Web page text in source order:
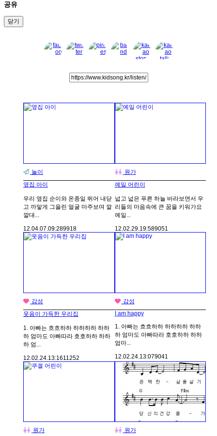
공유
닫기
놀이
옆집 아이
우리 옆집 순이와 온종일 뛰어 내닫
고 까맣게 그을린 얼굴 마주보며 깔
깔대...
12.04.07.09:289918
원가
예일 어린이
넓고 넓은 푸른 하늘 바라보면서 우
리들의 마음속에 큰 꿈을 키워가요
예일...
12.02.29.19:589051
감성
웃음이 가득한 우리집
1. 아빠는 흐흐하하 하하하하 하하
하 엄마도 아빠따라 호호하하 하하
하 엄...
12.02.24. 13:1611252
감성
I am happy
1. 아빠는 흐흐하하 하하하하 하하
하 엄마도 아빠따라 호호하하 하하
엄마...
12.02.24. 13:079041
원가 원가